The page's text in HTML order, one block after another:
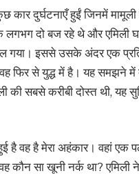
दुर्घटनाएँ हुईं जिनमें मामूली
दो बज रहे थे और एमिली
इससे उसके अंदर एक
फिर से युद्ध में है। यह समझने में
की सबसे करीबी दोस्त थी,
है वह है मेरा अहंकार। वहां
सा खूनी नर्क था? एमिली ने